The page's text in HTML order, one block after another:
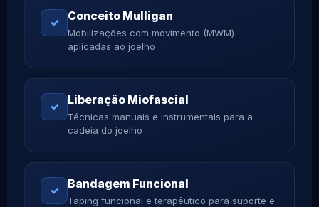
✓ Conceito Mulligan
Mobilizações com movimento (MWM)
aplicadas ao joelho
✓ Liberação Miofascial
Técnicas manuais e instrumentais para a
cadeia do joelho
✓ Bandagem Funcional
Taping funcional e terapêutico para suporte e